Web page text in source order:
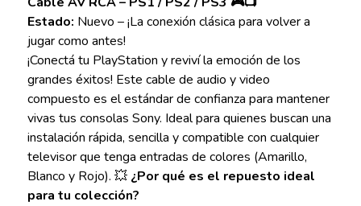
Estado: Nuevo – ¡La conexión clásica para volver a
jugar como antes!
¡Conectá tu PlayStation y reviví la emoción de los
grandes éxitos! Este cable de audio y video
compuesto es el estándar de confianza para mantener
vivas tus consolas Sony. Ideal para quienes buscan una
instalación rápida, sencilla y compatible con cualquier
televisor que tenga entradas de colores (Amarillo,
Blanco y Rojo). 💥 ¿Por qué es el repuesto ideal
para tu colección?